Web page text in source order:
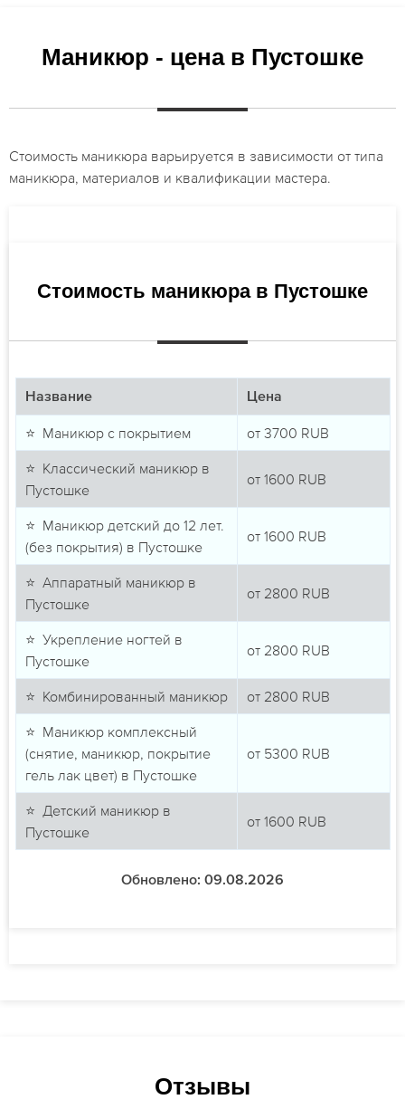
Маникюр - цена в Пустошке
Стоимость маникюра варьируется в зависимости от типа
маникюра, материалов и квалификации мастера.
Стоимость маникюра в Пустошке
Название Цена
⭐ Маникюр с покрытием от 3700 RUB
⭐ Классический маникюр в
Пустошке
от 1600 RUB
⭐ Маникюр детский до 12 лет.
(без покрытия) в Пустошке
от 1600 RUB
⭐ Аппаратный маникюр в
Пустошке
от 2800 RUB
⭐ Укрепление ногтей в
Пустошке
от 2800 RUB
⭐ Комбинированный маникюр от 2800 RUB
⭐ Маникюр комплексный
(снятие, маникюр, покрытие
гель лак цвет) в Пустошке
от 5300 RUB
⭐ Детский маникюр в
Пустошке
от 1600 RUB
Обновлено: 09.08.2026
Отзывы